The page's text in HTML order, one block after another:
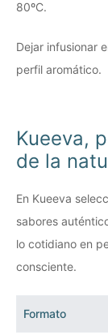
80ºC.
Dejar infusionar
perfil aromático.
Kueeva,
de la
En Kueeva
sabores
lo cotidiano en
consciente.
Formato